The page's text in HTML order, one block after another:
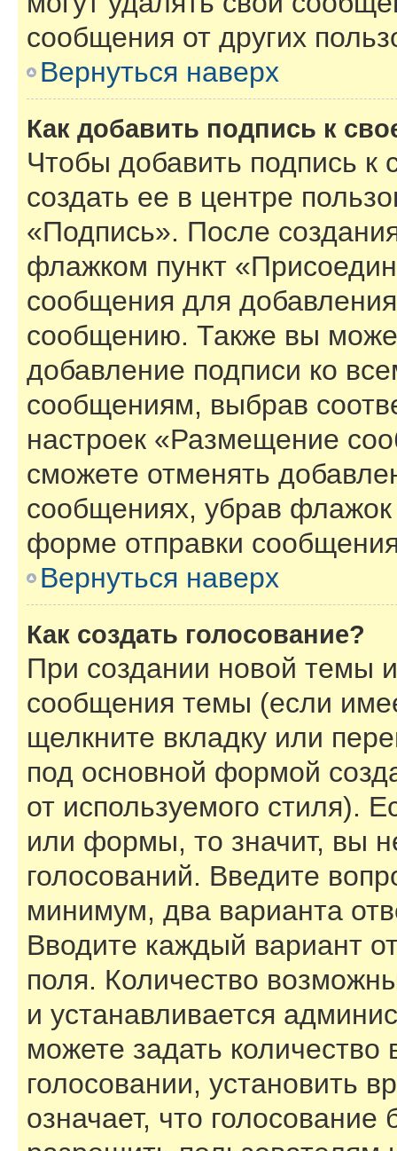
сообщения от других
Вернуться наверх
Как добавить подпись к
Чтобы добавить подпись
создать ее в центре
«Подпись». После
флажком пункт
сообщения для
сообщению. Также вы
добавление подписи ко
сообщениям, выбрав
настроек «Размещение
сможете отменять
сообщениях, убрав
форме отправки
Вернуться наверх
Как создать голосование?
При создании новой темы
сообщения темы (если
щелкните вкладку или
под основной формой
от используемого стиля).
или формы, то значит, вы
голосований. Введите
минимум, два варианта
Вводите каждый вариант
поля. Количество
и устанавливается
можете задать количество
голосовании, установить
означает, что